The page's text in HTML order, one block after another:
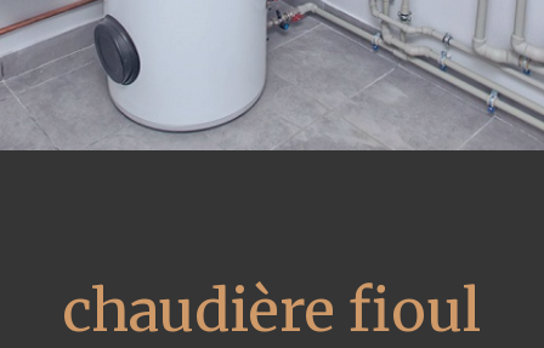
chaudière fioul